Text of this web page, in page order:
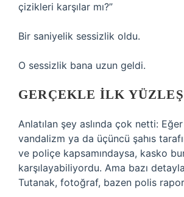
çizikleri karşılar mı?”
Bir saniyelik sessizlik oldu.
O sessizlik bana uzun geldi.
GERÇEKLE ILK
Anlatılan şey aslında çok netti:
vandalizm ya da üçüncü şahıs
ve poliçe kapsamındaysa, kasko
karşılayabiliyordu. Ama bazı
Tutanak, fotoğraf, bazen polis